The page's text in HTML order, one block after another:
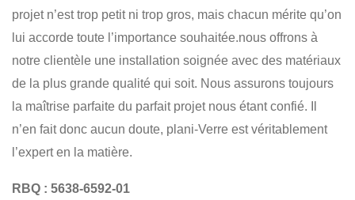
projet n’est trop petit ni trop gros, mais chacun mérite qu’on
lui accorde toute l’importance souhaitée.nous offrons à
notre clientèle une installation soignée avec des matériaux
de la plus grande qualité qui soit. Nous assurons toujours
la maîtrise parfaite du parfait projet nous étant confié. Il
n’en fait donc aucun doute, plani-Verre est véritablement
l’expert en la matière.
RBQ : 5638-6592-01